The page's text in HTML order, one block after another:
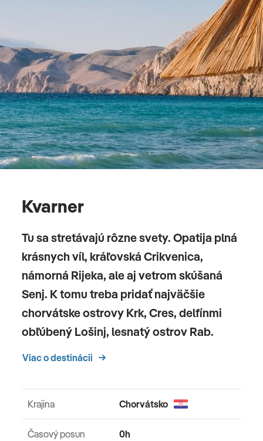
Kvarner
Tu sa stretávajú rôzne svety. Opatija plná
krásnych víl, kráľovská Crikvenica,
námorná Rijeka, ale aj vetrom skúšaná
Senj. K tomu treba pridať najväčšie
chorvátske ostrovy Krk, Cres, delfínmi
obľúbený Lošinj, lesnatý ostrov Rab.
Viac o destinácii
Krajina Chorvátsko
Časový posun 0h